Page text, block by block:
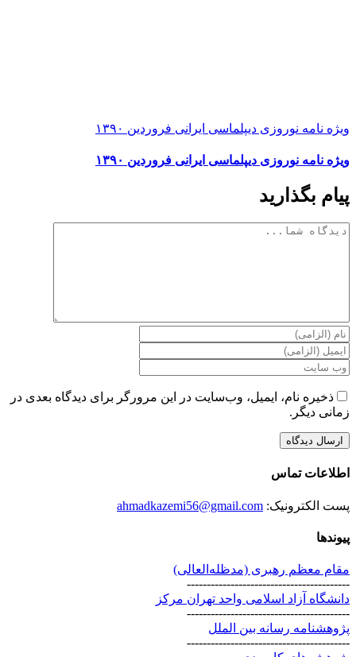
ویژه نامه نوروزی دیپلماسی ایرانی فروردین ۱۳۹۰
ویژه نامه نوروزی دیپلماسی ایرانی فروردین ۱۳۹۰
پیام بگذارید
دیدگاه
ذخیره نام، ایمیل، وب‌سایت در این مرورگر برای دیدگاه بعدی در
زمانی دیگر.
اطلاعات تماس
پست الکترونیک: ahmadkazemi56@gmail.com
پیوندها
مقام معظم رهبری (مد‌ظله‌العالی)
-----------------------------------------
دانشگاه آزاد اسلامی واحد تهران مرکز
-----------------------------------------
پژوهشنامه رسانه بین الملل
-----------------------------------------